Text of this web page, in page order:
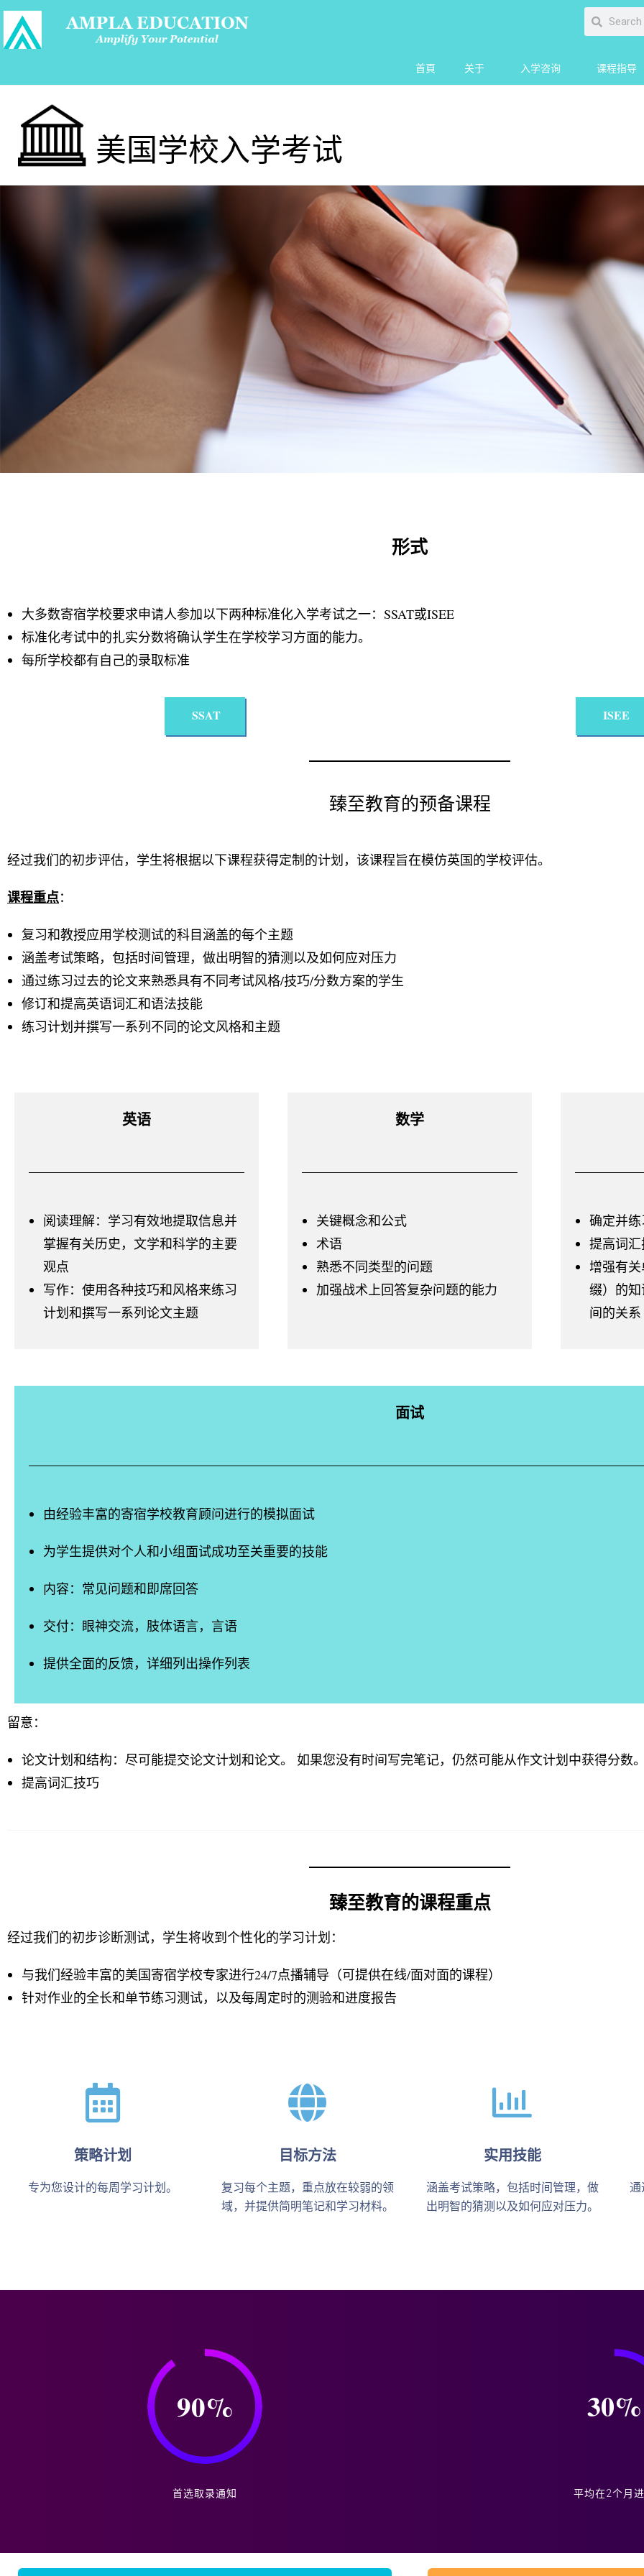
首頁 关于 入学咨询 课程指导
美国学校入学考试
形式
大多数寄宿学校要求申请人参加以下两种标准化入学考试之一：SSAT或ISEE
标准化考试中的扎实分数将确认学生在学校学习方面的能力。
每所学校都有自己的录取标准
SSAT ISEE
臻至教育的预备课程
经过我们的初步评估，学生将根据以下课程获得定制的计划，该课程旨在模仿英国的学校评估。
课程重点：
复习和教授应用学校测试的科目涵盖的每个主题
涵盖考试策略，包括时间管理，做出明智的猜测以及如何应对压力
通过练习过去的论文来熟悉具有不同考试风格/技巧/分数方案的学生
修订和提高英语词汇和语法技能
练习计划并撰写一系列不同的论文风格和主题
英语
阅读理解：学习有效地提取信息并
掌握有关历史，文学和科学的主要
观点
写作：使用各种技巧和风格来练习
计划和撰写一系列论文主题
数学
关键概念和公式
术语
熟悉不同类型的问题
加强战术上回答复杂问题的能力
确定并
提高词
增强有
缀）的
间的关
面试
由经验丰富的寄宿学校教育顾问进行的模拟面试
为学生提供对个人和小组面试成功至关重要的技能
内容：常见问题和即席回答
交付：眼神交流，肢体语言，言语
提供全面的反馈，详细列出操作列表
留意：
论文计划和结构：尽可能提交论文计划和论文。 如果您没有时间写完笔记，仍然可能从作文计划中获得分数
提高词汇技巧
臻至教育的课程重点
经过我们的初步诊断测试，学生将收到个性化的学习计划：
与我们经验丰富的美国寄宿学校专家进行24/7点播辅导（可提供在线/面对面的课程）
针对作业的全长和单节练习测试，以及每周定时的测验和进度报告
策略计划
专为您设计的每周学习计划。
目标方法
复习每个主题，重点放在较弱的领
域，并提供简明笔记和学习材料。
实用技能
涵盖考试策略，包括时间管理，做
出明智的猜测以及如何应对压力。
通
90%
首选取录通知
30%
平均在2个月